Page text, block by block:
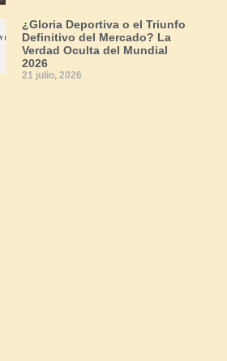
¿Gloria Deportiva o el Triunfo
Definitivo del Mercado? La
Verdad Oculta del Mundial
2026
21 julio, 2026